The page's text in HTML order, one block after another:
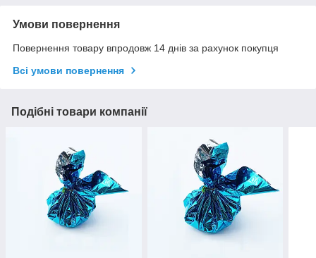
Умови повернення
Повернення товару впродовж 14 днів за рахунок покупця
Всі умови повернення
Подібні товари компанії